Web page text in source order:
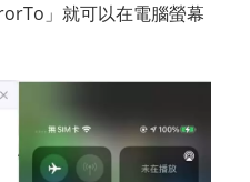
」就可以在電腦螢幕